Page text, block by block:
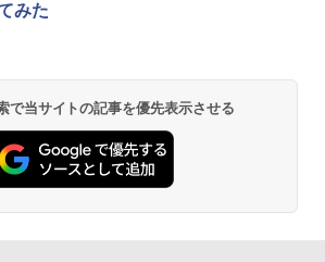
みた
で当サイトの記事を優先表示させる